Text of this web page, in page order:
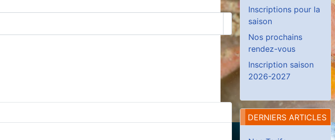
Afficher le mot de passe
Inscriptions pour la
saison
Nos prochains
rendez-vous
Inscription saison
2026-2027
DERNIERS ARTICLES